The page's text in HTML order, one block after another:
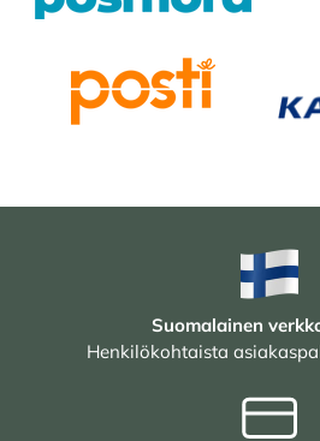
Suomalainen
Henkilökohtaista